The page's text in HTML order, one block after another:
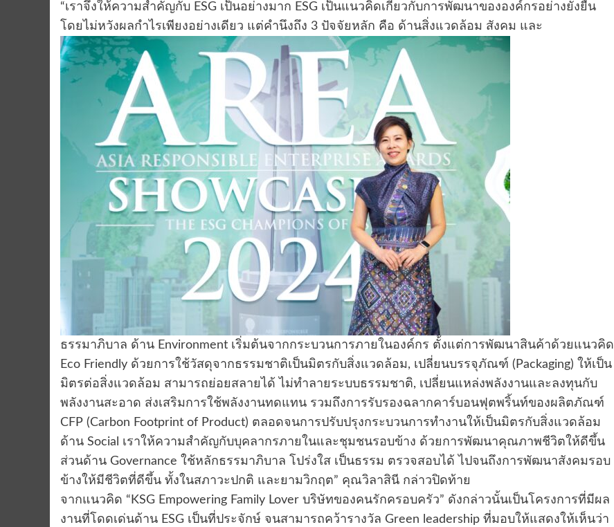
“เราจึงให้ความสำคัญกับ ESG เป็นอย่างมาก ESG เป็นแนวคิดเกี่ยวกับการพัฒนาขององค์กรอย่างยั่งยืน
โดยไม่หวังผลกำไรเพียงอย่างเดียว แต่คำนึงถึง 3 ปัจจัยหลัก คือ ด้านสิ่งแวดล้อม สังคม และ
ธรรมาภิบาล ด้าน Environment เริ่มต้นจากกระบวนการภายในองค์กร ตั้งแต่การพัฒนาสินค้าด้วยแนวคิด
Eco Friendly ด้วยการใช้วัสดุจากธรรมชาติเป็นมิตรกับสิ่งแวดล้อม, เปลี่ยนบรรจุภัณฑ์ (Packaging) ให้เป็น
มิตรต่อสิ่งแวดล้อม สามารถย่อยสลายได้ ไม่ทำลายระบบธรรมชาติ, เปลี่ยนแหล่งพลังงานและลงทุนกับ
พลังงานสะอาด ส่งเสริมการใช้พลังงานทดแทน รวมถึงการรับรองฉลากคาร์บอนฟุตพริ้นท์ของผลิตภัณฑ์
CFP (Carbon Footprint of Product) ตลอดจนการปรับปรุงกระบวนการทำงานให้เป็นมิตรกับสิ่งแวดล้อม
ด้าน Social เราให้ความสำคัญกับบุคลากรภายในและชุมชนรอบข้าง ด้วยการพัฒนาคุณภาพชีวิตให้ดีขึ้น
ส่วนด้าน Governance ใช้หลักธรรมาภิบาล โปร่งใส เป็นธรรม ตรวจสอบได้ ไปจนถึงการพัฒนาสังคมรอบ
ข้างให้มีชีวิตที่ดีขึ้น ทั้งในสภาวะปกติ และยามวิกฤต” คุณวิลาสินี กล่าวปิดท้าย
จากแนวคิด “KSG Empowering Family Lover บริษัทของคนรักครอบครัว” ดังกล่าวนั้นเป็นโครงการที่มีผล
งานที่โดดเด่นด้าน ESG เป็นที่ประจักษ์ จนสามารถคว้ารางวัล Green leadership ที่มอบให้แสดงให้เห็นว่า